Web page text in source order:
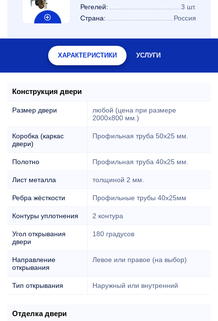
Регелей:
3 шт.
Страна:
Россия
ХАРАКТЕРИСТИКИ УСЛУГИ
Конструкция двери
Размер двери
любой (цена при размере
2000x800 мм.)
Коробка (каркас
двери)
Профильная труба 50х25 мм.
Полотно Профильная труба 40х25 мм.
Лист металла толщиной 2 мм.
Ребра жёсткости Профильные трубы 40х25мм
Контуры уплотнения 2 контура
Угол открывания
двери
180 градусов
Направление
открывания
Левое или правое (на выбор)
Тип открывания Наружный или внутренний
Отделка двери